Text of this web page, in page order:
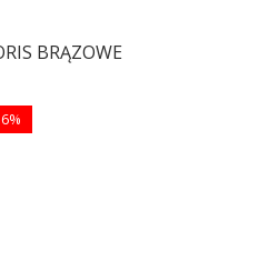
BRĄZOWE